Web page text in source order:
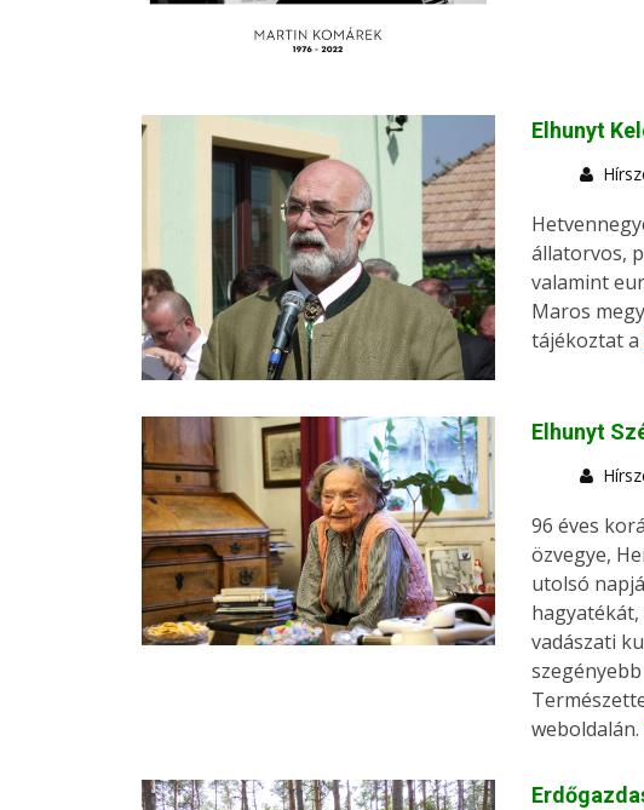
Elhunyt
állatorvos,
valamint
Maros
tájékoztat a
Elhunyt
96 éves
özvegye,
utolsó
vadászati
weboldalán.